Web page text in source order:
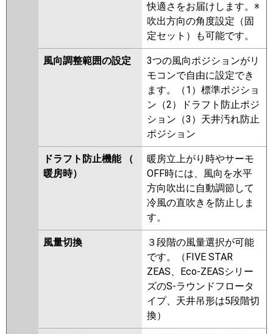
快適さをお届けします。※
吹出方向の角度設定（固
定セット）も可能です。
風向調整範囲の設定
3つの風向ポジションがリ
モコンで自由に設定でき
ます。（1）標準ポジショ
ン（2）ドラフト防止ポジ
ション（3）天井汚れ防止
ポジション
ドラフト防止機能 （
暖房時）
暖房立上がり時やサーモ
OFF時には、風向を水平
方向吹出に自動調節して
冷風の直吹きを防止しま
す。
風量切換
３段階の風量選択が可能
です。（FIVE STAR
ZEAS、Eco-ZEASシリー
ズのS-ラウンドフロータ
イプ、天井吊形は5段階切
換）